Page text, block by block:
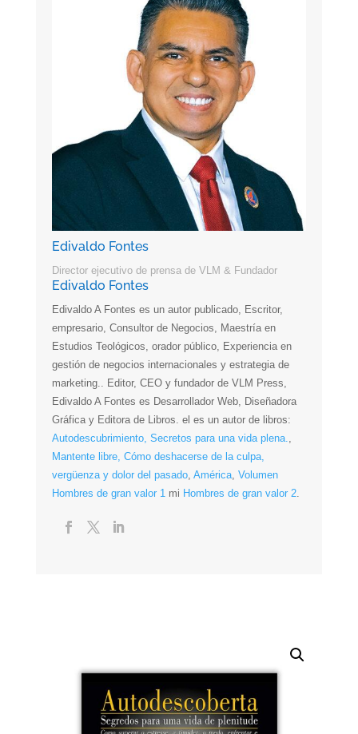
Edivaldo Fontes
Director ejecutivo de prensa de VLM & Fundador
Edivaldo Fontes
Edivaldo A Fontes es un autor publicado, Escritor,
empresario, Consultor de Negocios, Maestría en
Estudios Teológicos, orador público, Experiencia en
gestión de negocios internacionales y estrategia de
marketing.. Editor, CEO y fundador de VLM Press,
Edivaldo A Fontes es Desarrollador Web, Diseñadora
Gráfica y Editora de Libros. el es un autorde libros:
Autodescubrimiento, Secretos para una vida plena.
Mantente libre, Cómo deshacerse de la culpa,
vergüenza y dolor del pasado, América, Volumen
Hombres de gran valor 1 mi Hombres de gran valor 2.